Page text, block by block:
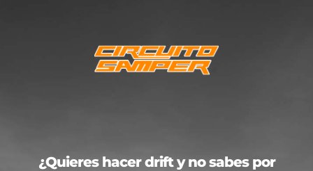
¿Quieres hacer drift y no sabes por